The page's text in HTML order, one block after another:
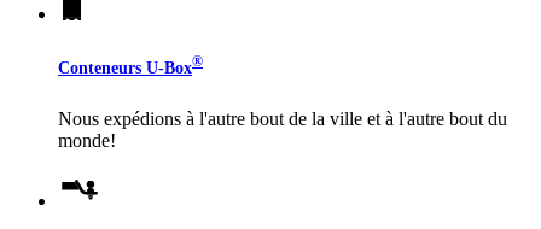
Conteneurs U-Box®
Nous expédions à l'autre bout de la ville et à l'autre bout du
monde!